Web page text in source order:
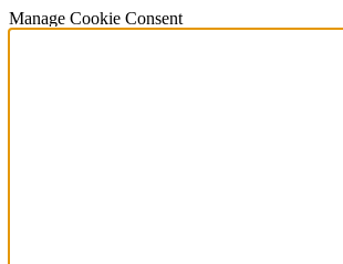
Manage Cookie Consent